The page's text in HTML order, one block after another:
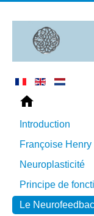
Introduction
Françoise Henry
Neuroplasticité
Principe de
Le